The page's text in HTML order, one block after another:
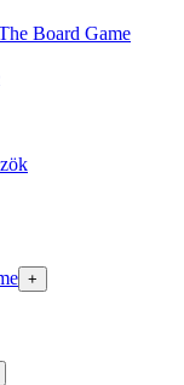
Board Game
+